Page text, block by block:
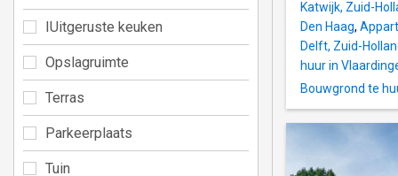
Katwijk, Zuid-
Den Haag,
Delft, Zuid-
huur in
Bouwgrond te
IUitgeruste keuken
Opslagruimte
Terras
Parkeerplaats
Tuin